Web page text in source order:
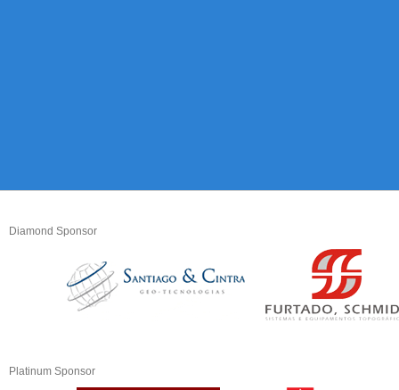
Diamond Sponsor
Platinum Sponsor